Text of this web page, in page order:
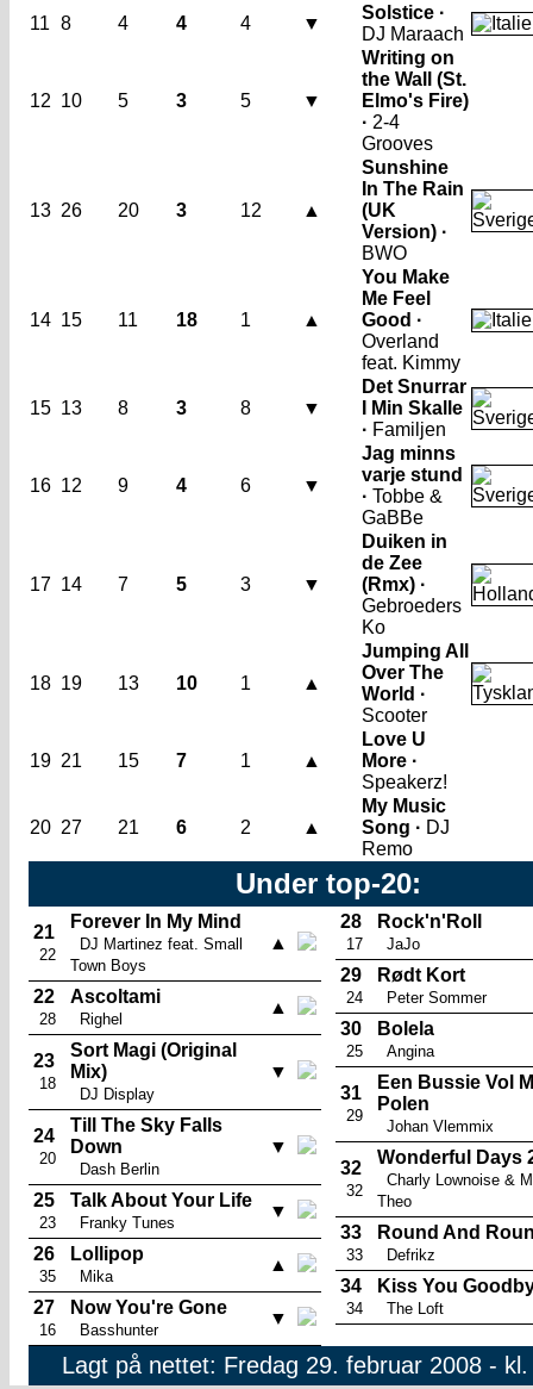
11 8 4 4 4 ▼
Solstice ·
DJ Maraach
12 10 5 3 5 ▼
Writing on
the Wall (St.
Elmo's Fire)
· 2-4
Grooves
13 26 20 3 12 ▲
Sunshine
In The Rain
(UK
Version) ·
BWO
14 15 11 18 1 ▲
You Make
Me Feel
Good ·
Overland
feat. Kimmy
15 13 8 3 8 ▼
Det Snurrar
I Min Skalle
· Familjen
16 12 9 4 6 ▼
Jag minns
varje stund
· Tobbe &
GaBBe
17 14 7 5 3 ▼
Duiken in
de Zee
(Rmx) ·
Gebroeders
Ko
18 19 13 10 1 ▲
Jumping All
Over The
World ·
Scooter
19 21 15 7 1 ▲
Love U
More ·
Speakerz!
20 27 21 6 2 ▲
My Music
Song · DJ
Remo
Under top-20:
21
22
Forever In My Mind
DJ Martinez feat. Small
Town Boys
▲
22
28
Ascoltami
Righel
▲
23
18
Sort Magi (Original
Mix)
DJ Display
▼
24
20
Till The Sky Falls
Down
Dash Berlin
▼
25
23
Talk About Your Life
Franky Tunes
▼
26
35
Lollipop
Mika
▲
27
16
Now You're Gone
Basshunter
▼
28
17
Rock'n'Roll
JaJo
29
24
Rødt Kort
Peter Sommer
30
25
Bolela
Angina
31
29
Een Bussie Vol
Polen
Johan Vlemmix
32
32
Wonderful Days
Charly Lownoise &
Theo
33
33
Round And
Defrikz
34
34
Kiss You
The Loft
Lagt på nettet: Fredag 29. februar 2008 -